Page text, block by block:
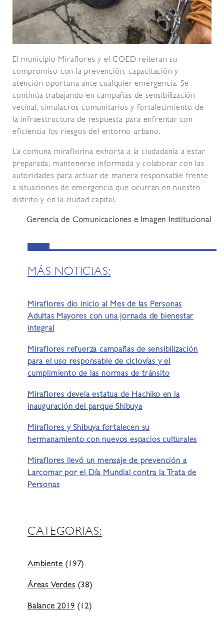
El municipio Miraflores y el COED reiteran su
compromiso con la prevención, capacitación y
atención oportuna ante cualquier emergencia. Se
continúa trabajando en campañas de sensibilización
vecinal, simulacros comunitarios y fortalecimiento de
la infraestructura de respuesta para enfrentar con
eficiencia los riesgos del entorno urbano.
La comuna miraflorina exhorta a la ciudadanía a estar
preparada, mantenerse informada y colaborar con las
autoridades para actuar de manera responsable frente
a situaciones de emergencia que ocurran en nuestro
distrito y en la ciudad capital.
Gerencia de Comunicaciones e Imagen Institucional
MÁS NOTICIAS:
Miraflores dio inicio al Mes de las Personas
Adultas Mayores con una jornada de bienestar
integral
Miraflores refuerza campañas de sensibilización
para el uso responsable de ciclovías y el
cumplimiento de las normas de tránsito
Miraflores devela estatua de Hachiko en la
inauguración del parque Shibuya
Miraflores y Shibuya fortalecen su
hermanamiento con nuevos espacios culturales
Miraflores llevó un mensaje de prevención a
Larcomar por el Día Mundial contra la Trata de
Personas
CATEGORIAS:
Ambiente (197)
Áreas Verdes (38)
Balance 2019 (12)